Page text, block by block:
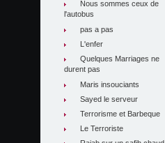
Nous sommes ceux de
l'autobus
pas a pas
L'enfer
Quelques Marriages ne
durent pas
Maris insouciants
Sayed le serveur
Terrorisme et Barbeque
Le Terroriste